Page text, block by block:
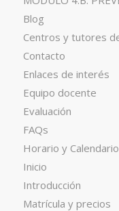
Blog
Centros y tutores
Contacto
Enlaces de interés
Equipo docente
Evaluación
FAQs
Horario y Calendario
Inicio
Introducción
Matrícula y precios